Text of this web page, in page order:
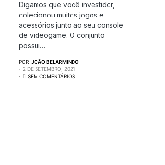
Digamos que você investidor,
colecionou muitos jogos e
acessórios junto ao seu console
de videogame. O conjunto
possui…
POR JOÃO BELARMINDO
2 DE SETEMBRO, 2021
SEM COMENTÁRIOS